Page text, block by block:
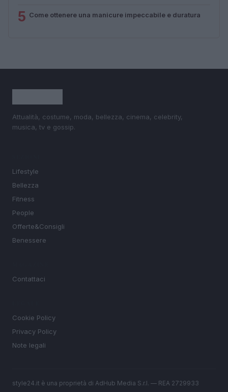
5 Come ottenere una manicure impeccabile e duratura
Attualità, costume, moda, bellezza, cinema, celebrity,
musica, tv e gossip.
Lifestyle
Bellezza
Fitness
People
Offerte&Consigli
Benessere
Contattaci
Cookie Policy
Privacy Policy
Note legali
style24.it è una proprietà di AdHub Media S.r.l. — REA 2729933